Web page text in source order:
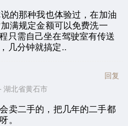
的那种我也体验过，在加油
满规定金额可以免费洗一
只需自己坐在驾驶室有传送
几分钟就搞定..
北省黄石市
回复
卖二手的，把几年的二手都
。